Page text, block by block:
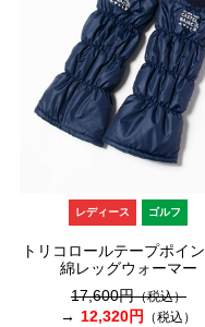
レディース ゴルフ
トリコロールテープポイ
綿レッグウォーマー
17,600円（税込）
12,320円 （税込）